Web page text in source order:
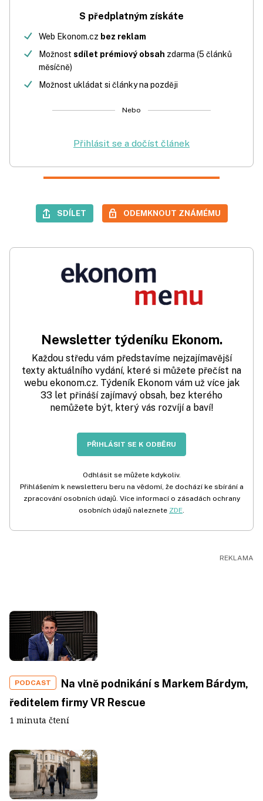
S předplatným získáte
Web Ekonom.cz bez reklam
Možnost sdílet prémiový obsah zdarma (5 článků
měsíčně)
Možnost ukládat si články na později
Nebo
Přihlásit se a dočíst článek
SDÍLET ODEMKNOUT ZNÁMÉMU
Newsletter týdeníku Ekonom.
Každou středu vám představíme nejzajímavější
texty aktuálního vydání, které si můžete přečíst na
webu ekonom.cz. Týdeník Ekonom vám už více jak
33 let přináší zajímavý obsah, bez kterého
nemůžete být, který vás rozvíjí a baví!
PŘIHLÁSIT SE K ODBĚRU
Odhlásit se můžete kdykoliv.
Přihlášením k newsletteru beru na vědomí, že dochází ke sbírání a
zpracování osobních údajů. Více informací o zásadách ochrany
osobních údajů naleznete ZDE.
PODCAST
Na vlně podnikání s Markem Bárdym,
ředitelem firmy VR Rescue
1 minuta čtení